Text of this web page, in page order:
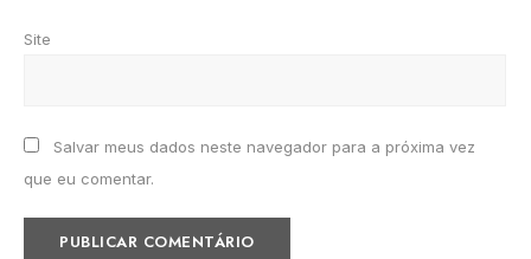
Site
Salvar meus dados neste navegador para a próxima vez
que eu comentar.